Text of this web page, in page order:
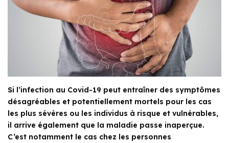
Si l’infection au Covid-19 peut entraîner des symptômes
désagréables et potentiellement mortels pour les cas
les plus sévères ou les individus à risque et vulnérables,
il arrive également que la maladie passe inaperçue.
C’est notamment le cas chez les personnes